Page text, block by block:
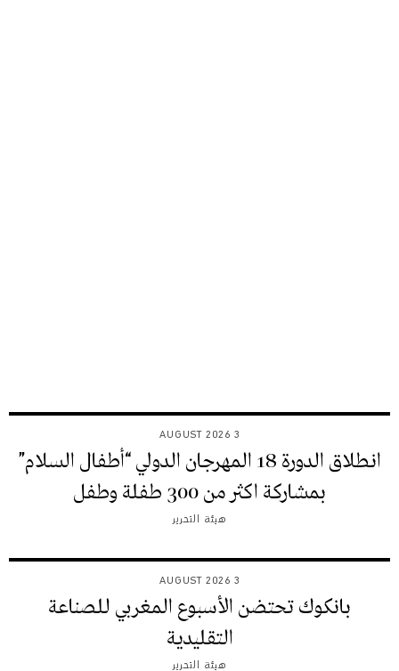
3 AUGUST 2026
انطلاق الدورة 18 المهرجان الدولي “أطفال السلام”
بمشاركة اكثر من 300 طفلة وطفل
هيئة التحرير
3 AUGUST 2026
بانكوك تحتضن الأسبوع المغربي للصناعة
التقليدية
هيئة التحرير